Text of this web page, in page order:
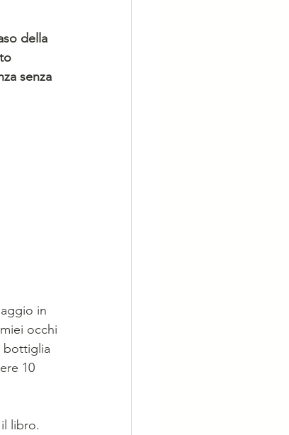
della
senza
in
occhi
bottiglia
10
libro.